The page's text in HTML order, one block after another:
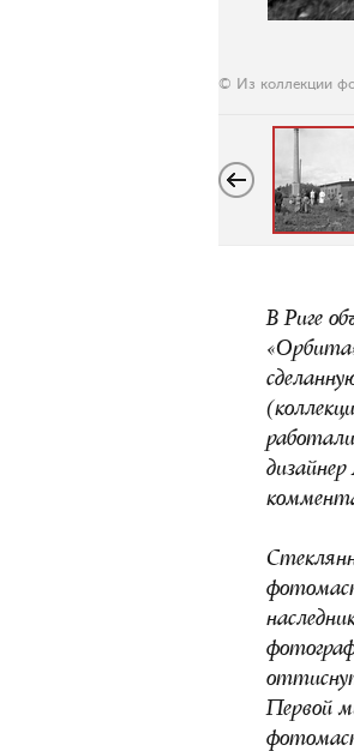
© Из коллекции
В Риге
Первой